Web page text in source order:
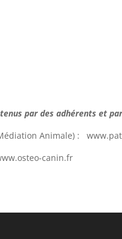
par des adhérents et
Animale) :
canin.fr